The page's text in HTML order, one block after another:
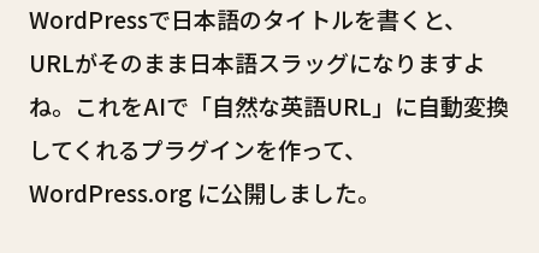
WordPressで日本語のタイトルを書くと、
URLがそのまま日本語スラッグになりますよ
ね。これをAIで「自然な英語URL」に自動変換
してくれるプラグインを作って、
WordPress.org に公開しました。